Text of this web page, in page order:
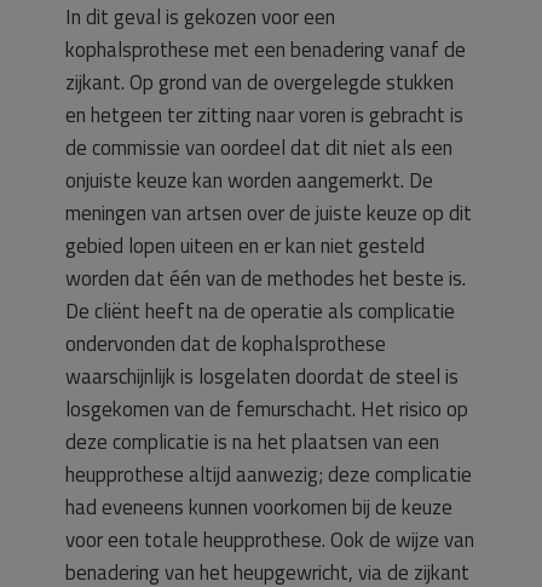
In dit geval is gekozen voor een
kophalsprothese met een benadering vanaf de
zijkant. Op grond van de overgelegde stukken
en hetgeen ter zitting naar voren is gebracht is
de commissie van oordeel dat dit niet als een
onjuiste keuze kan worden aangemerkt. De
meningen van artsen over de juiste keuze op dit
gebied lopen uiteen en er kan niet gesteld
worden dat één van de methodes het beste is.
De cliënt heeft na de operatie als complicatie
ondervonden dat de kophalsprothese
waarschijnlijk is losgelaten doordat de steel is
losgekomen van de femurschacht. Het risico op
deze complicatie is na het plaatsen van een
heupprothese altijd aanwezig; deze complicatie
had eveneens kunnen voorkomen bij de keuze
voor een totale heupprothese. Ook de wijze van
benadering van het heupgewricht, via de zijkant